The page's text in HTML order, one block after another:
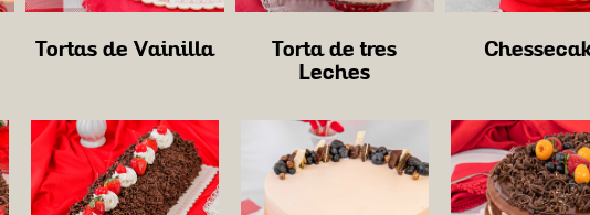
Tortas de Vainilla
Torta de tres
Leches